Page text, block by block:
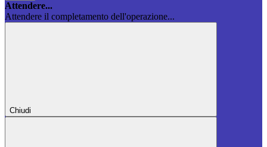
Attendere...
Attendere il completamento dell'operazione...
Chiudi